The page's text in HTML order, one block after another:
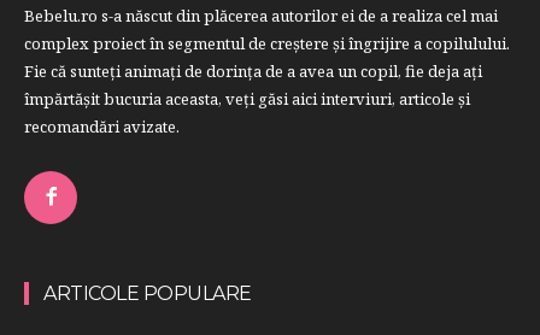
Bebelu.ro s-a născut din plăcerea autorilor ei de a realiza cel mai
complex proiect în segmentul de creştere şi îngrijire a copilulului.
Fie că sunteţi animaţi de dorinţa de a avea un copil, fie deja aţi
împărtăşit bucuria aceasta, veți găsi aici interviuri, articole şi
recomandări avizate.
ARTICOLE POPULARE